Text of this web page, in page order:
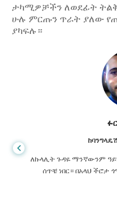
ታካሚዎቻችን ለወደፊት
ሁሉ ምርጡን ጥራት ያለው
ያካፍሉ።
ለኩላሊት ጉዳዬ ማንኛውንም
ሰጥቼ ነበር። በአላህ ችሮታ